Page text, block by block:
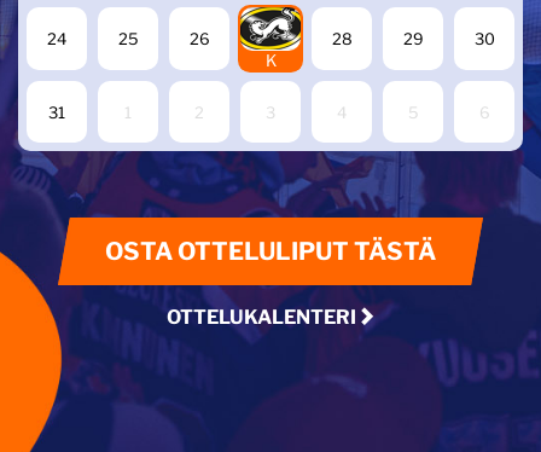
24 25 26
27
K
28 29 30
31 1 2 3 4 5 6
OSTA OTTELULIPUT TÄSTÄ
OTTELUKALENTERI